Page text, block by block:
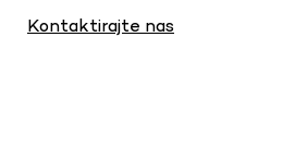
Kontaktirajte nas